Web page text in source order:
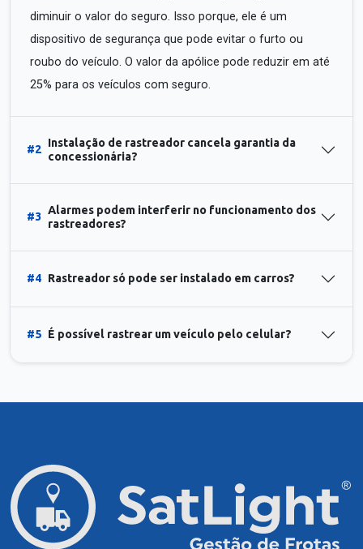
diminuir o valor do seguro. Isso porque, ele é um
dispositivo de segurança que pode evitar o furto ou
roubo do veículo. O valor da apólice pode reduzir em até
25% para os veículos com seguro.
#2
Instalação de rastreador cancela garantia da
concessionária?
#3
Alarmes podem interferir no funcionamento dos
rastreadores?
#4 Rastreador só pode ser instalado em carros?
#5 É possível rastrear um veículo pelo celular?